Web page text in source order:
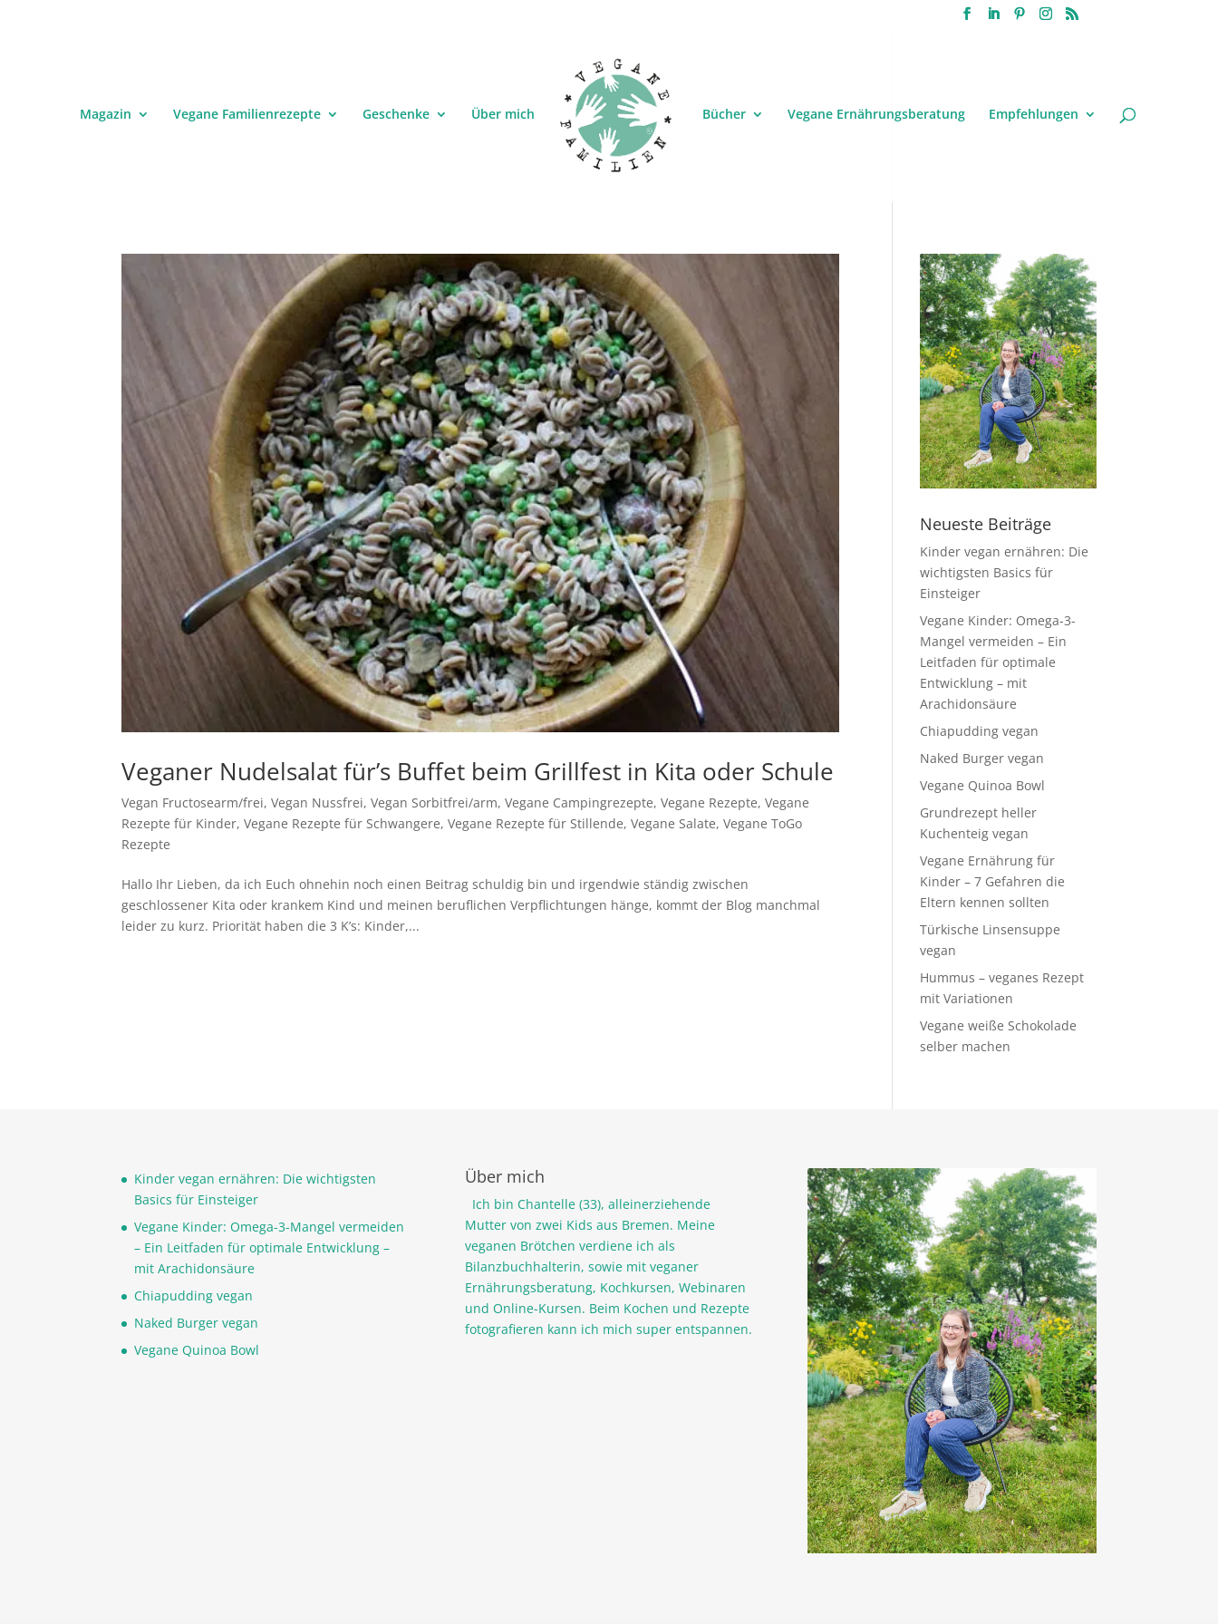
Magazin Vegane Familienrezepte Geschenke Über mich Bücher Vegane Ernährungsberatung Empfehlungen
Veganer Nudelsalat für’s Buffet beim Grillfest in Kita oder Schule
Vegan Fructosearm/frei,Vegan Nussfrei,Vegan Sorbitfrei/arm,Vegane Campingrezepte,Vegane Rezepte,Vegane
Rezepte für Kinder,Vegane Rezepte für Schwangere,Vegane Rezepte für Stillende,Vegane Salate,Vegane ToGo
Rezepte
Hallo Ihr Lieben, da ich Euch ohnehin noch einen Beitrag schuldig bin und irgendwie ständig zwischen
geschlossener Kita oder krankem Kind und meinen beruflichen Verpflichtungen hänge, kommt der Blog manchmal
leider zu kurz. Priorität haben die 3 K’s: Kinder,...
Neueste Beiträge
Kinder vegan ernähren: Die
wichtigsten Basics für
Einsteiger
Vegane Kinder: Omega-3-
Mangel vermeiden – Ein
Leitfaden für optimale
Entwicklung – mit
Arachidonsäure
Chiapudding vegan
Naked Burger vegan
Vegane Quinoa Bowl
Grundrezept heller
Kuchenteig vegan
Vegane Ernährung für
Kinder – 7 Gefahren die
Eltern kennen sollten
Türkische Linsensuppe
vegan
Hummus – veganes Rezept
mit Variationen
Vegane weiße Schokolade
selber machen
Kinder vegan ernähren: Die wichtigsten
Basics für Einsteiger
Vegane Kinder: Omega-3-Mangel vermeiden
– Ein Leitfaden für optimale Entwicklung –
mit Arachidonsäure
Chiapudding vegan
Naked Burger vegan
Vegane Quinoa Bowl
Über mich
Ich bin Chantelle (33), alleinerziehende
Mutter von zwei Kids aus Bremen. Meine
veganen Brötchen verdiene ich als
Bilanzbuchhalterin, sowie mit veganer
Ernährungsberatung, Kochkursen, Webinaren
und Online-Kursen. Beim Kochen und Rezepte
fotografieren kann ich mich super entspannen.